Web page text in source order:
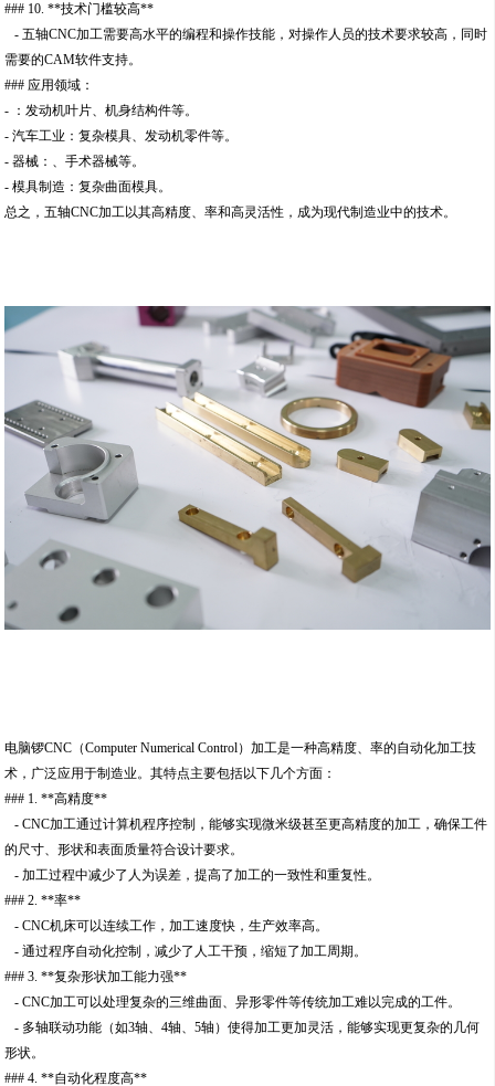
### 10. **技术门槛较高**
- 五轴CNC加工需要高水平的编程和操作技能，对操作人员的技术要求较高，同时
需要的CAM软件支持。
### 应用领域：
- ：发动机叶片、机身结构件等。
- 汽车工业：复杂模具、发动机零件等。
- 器械：、手术器械等。
- 模具制造：复杂曲面模具。
总之，五轴CNC加工以其高精度、率和高灵活性，成为现代制造业中的技术。
电脑锣CNC（Computer Numerical Control）加工是一种高精度、率的自动化加工技
术，广泛应用于制造业。其特点主要包括以下几个方面：
### 1. **高精度**
- CNC加工通过计算机程序控制，能够实现微米级甚至更高精度的加工，确保工件
的尺寸、形状和表面质量符合设计要求。
- 加工过程中减少了人为误差，提高了加工的一致性和重复性。
### 2. **率**
- CNC机床可以连续工作，加工速度快，生产效率高。
- 通过程序自动化控制，减少了人工干预，缩短了加工周期。
### 3. **复杂形状加工能力强**
- CNC加工可以处理复杂的三维曲面、异形零件等传统加工难以完成的工件。
- 多轴联动功能（如3轴、4轴、5轴）使得加工更加灵活，能够实现更复杂的几何
形状。
### 4. **自动化程度高**